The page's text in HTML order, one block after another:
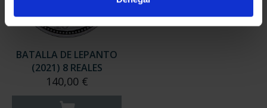
BATALLA DE LEPANTO
(2021) 8 REALES
140,00 €